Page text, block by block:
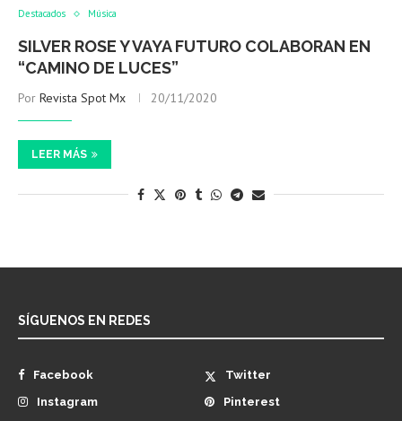
Destacados Música
SILVER ROSE Y VAYA FUTURO COLABORAN EN
“CAMINO DE LUCES”
Por Revista Spot Mx 20/11/2020
LEER MÁS
SÍGUENOS EN REDES
Facebook
Twitter
Instagram
Pinterest